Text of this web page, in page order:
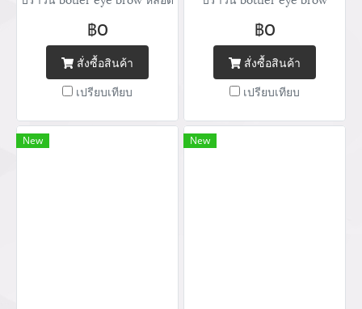
บรรจุภัณฑ์เครื่องสำอาง
จำหน่ายบรรจุภัณฑ์เครื่อง
สำอางทุกประเภท Tel : (+66)
020 462 506-105 Mobile:
083 828 9246 Email:
marketing@packingroom.com/
฿0
สั่งซื้อสินค้า
เปรียบเทียบ
หลอดบรรจุภัณฑ์เครื่องสำอาง
จำหน่ายบรรจุภัณฑ์เครื่อง
สำอางทุกประเภท Tel : (+66)
020 462 506-112 Mobile:
083 828 9246 Email:
marketing@packingroom.com/
฿0
สั่งซื้อสินค้า
เปรียบเทียบ
New New